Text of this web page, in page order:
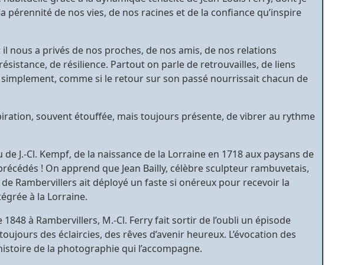
de nos vies, de nos racines et de la confiance qu’inspire
nous a privés de nos proches, de nos amis, de nos relations
de résilience. Partout on parle de retrouvailles, de liens
comme si le retour sur son passé nourrissait chacun de
souvent étouffée, mais toujours présente, de vibrer au rythme
J.-Cl. Kempf, de la naissance de la Lorraine en 1718 aux paysans de
! On apprend que Jean Bailly, célèbre sculpteur rambuvetais,
Rambervillers ait déployé un faste si onéreux pour recevoir la
à la Lorraine.
à Rambervillers, M.-Cl. Ferry fait sortir de l’oubli un épisode
des éclaircies, des rêves d’avenir heureux. L’évocation des
de la photographie qui l’accompagne.